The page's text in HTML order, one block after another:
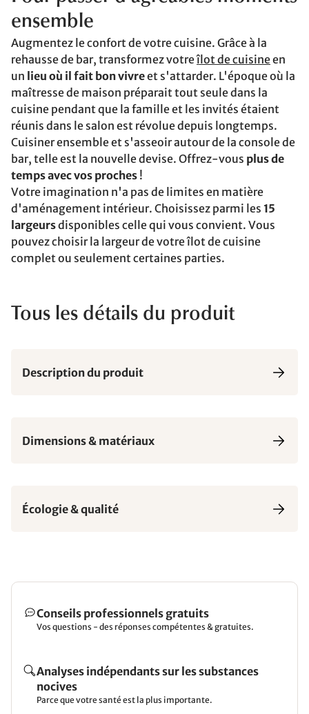
ensemble
Augmentez le confort de votre cuisine. Grâce à la
rehausse de bar, transformez votreîlot de cuisineen
un lieu où il fait bon vivreet s'attarder. L'époque où la
maîtresse de maison préparait tout seule dans la
cuisine pendant que la famille et les invités étaient
réunis dans le salon est révolue depuis longtemps.
Cuisiner ensemble et s'asseoir autour de la console de
bar, telle est la nouvelle devise. Offrez-vous plus de
temps avec vos proches !
Votre imagination n'a pas de limites en matière
d'aménagement intérieur. Choisissez parmi les 15
largeursdisponibles celle qui vous convient. Vous
pouvez choisir la largeur de votre îlot de cuisine
complet ou seulement certaines parties.
Tous les détails du produit
Description du produit
Dimensions & matériaux
Écologie & qualité
Conseils professionnels gratuits
Vos questions - des réponses compétentes & gratuites.
Analyses indépendants sur les substances
nocives
Parce que votre santé est la plus importante.